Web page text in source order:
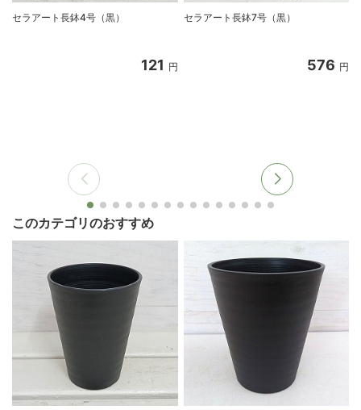
セラアート長鉢4号（黒）
121 円
セラアート長鉢7号（黒）
576 円
このカテゴリのおすすめ